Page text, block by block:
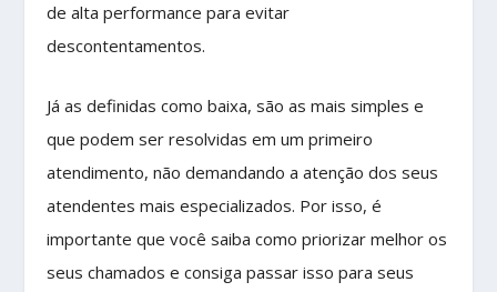
de alta performance para evitar
descontentamentos.
Já as definidas como baixa, são as mais simples e
que podem ser resolvidas em um primeiro
atendimento, não demandando a atenção dos seus
atendentes mais especializados. Por isso, é
importante que você saiba como priorizar melhor os
seus chamados e consiga passar isso para seus